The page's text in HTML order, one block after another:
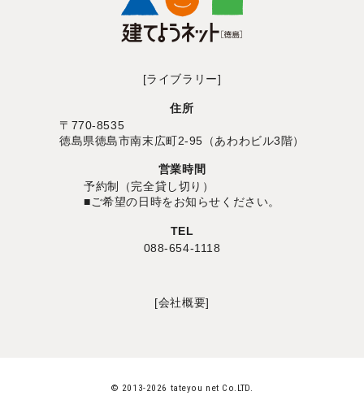
[ライブラリー]
住所
〒770-8535
徳島県徳島市南末広町2-95（あわわビル3階）
営業時間
予約制（完全貸し切り）
■ご希望の日時をお知らせください。
TEL
088-654-1118
[会社概要]
© 2013-2026 tateyou net Co.LTD.